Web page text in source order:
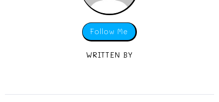
Follow Me
WRITTEN BY